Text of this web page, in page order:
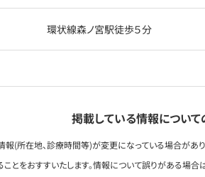
環状線森ノ宮駅徒歩５分
掲載している情報につい
報(所在地、診療時間等)が変更になっている場合があ
ことをおすすいたします。情報について誤りがある場合